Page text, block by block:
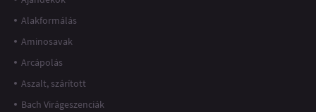
Alakformálás
Aminosavak
Arcápolás
Aszalt, szárított
Bach Virágeszenciák